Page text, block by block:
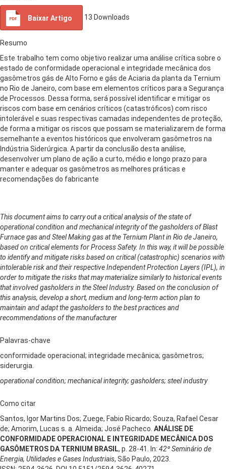
Baixar Artigo 13 Downloads
Resumo
Este trabalho tem como objetivo realizar uma análise crítica sobre o
estado de conformidade operacional e integridade mecânica dos
gasômetros gás de Alto Forno e gás de Aciaria da planta da Ternium
no Rio de Janeiro, com base em elementos críticos para a Segurança
de Processos. Dessa forma, será possível identificar e mitigar os
riscos com base em cenários críticos (catastróficos) com risco
intolerável e suas respectivas camadas independentes de proteção,
de forma a mitigar os riscos que possam se materializarem de forma
semelhante a eventos históricos que envolveram gasômetros na
Indústria Siderúrgica. A partir da conclusão desta análise,
desenvolver um plano de ação a curto, médio e longo prazo para
manter e adequar os gasômetros as melhores práticas e
recomendações do fabricante
This document aims to carry out a critical analysis of the state of
operational condition and mechanical integrity of the gasholders of Blast
Furnace gas and Steel Making gas at the Ternium Plant in Rio de Janeiro,
based on critical elements for Process Safety. In this way, it will be possible
to identify and mitigate risks based on critical (catastrophic) scenarios with
intolerable risk and their respective Independent Protection Layers (IPL), in
order to mitigate the risks that may materialize similarly to historical events
that involved gasholders in the Steel Industry. Based on the conclusion of
this analysis, develop a short, medium and long-term action plan to
maintain and adapt the gasholders to the best practices and
recommendations of the manufacturer
Palavras-chave
conformidade operacional; integridade mecânica; gasômetros;
siderurgia.
operational condition; mechanical integrity; gasholders; steel industry
Como citar
Santos, Igor Martins Dos; Zuege, Fabio Ricardo; Souza, Rafael Cesar
de; Amorim, Lucas s. a. Almeida; José Pacheco. ANÁLISE DE
CONFORMIDADE OPERACIONAL E INTEGRIDADE MECÂNICA DOS
GASÔMETROS DA TERNIUM BRASIL, p. 28-41. In: 42º Seminário de
Energia, Utilidades e Gases Industriais, São Paulo, 2023.